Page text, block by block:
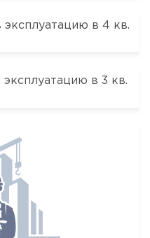
в 4 кв.
в 3 кв.